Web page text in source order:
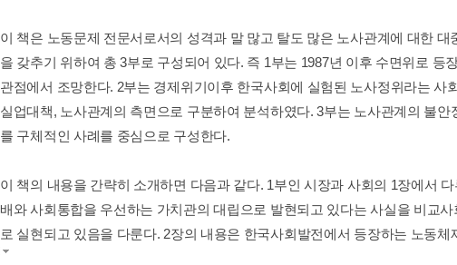
이 책은 노동문제 전문서로서의 성격과 말 많고 탈도 많은 노사관계에 대한
을 갖추기 위하여 총 3부로 구성되어 있다. 즉 1부는 1987년 이후 수면위로 등
관점에서 조망한다. 2부는 경제위기이후 한국사회에 실험된 노사정위라는 사
실업대책, 노사관계의 측면으로 구분하여 분석하였다. 3부는 노사관계의 불
를 구체적인 사례를 중심으로 구성한다.
이 책의 내용을 간략히 소개하면 다음과 같다. 1부인 시장과 사회의 1장에서
배와 사회통합을 우선하는 가치관의 대립으로 발현되고 있다는 사실을 비교
로 실현되고 있음을 다룬다. 2장의 내용은 한국사회발전에서 등장하는 노동